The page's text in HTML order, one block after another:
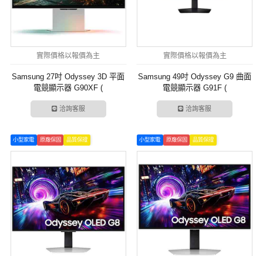
實際價格以報價為主
Samsung 27吋 Odyssey 3D 平面
電競顯示器 G90XF (
LS27FG900XCXZW )
洽詢客服
實際價格以報價為主
Samsung 49吋 Odyssey G9 曲面
電競顯示器 G91F (
LS49FG916ECXZW )
洽詢客服
小型家電 原廠保固 品質保證 小型家電 原廠保固 品質保證